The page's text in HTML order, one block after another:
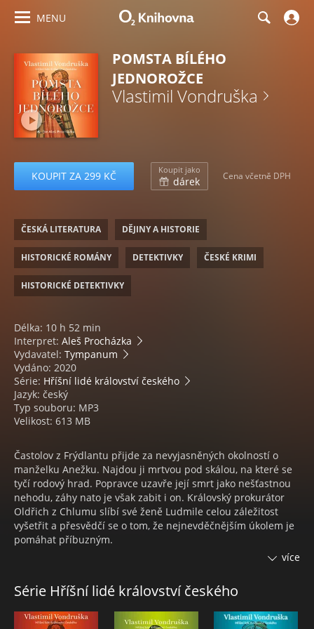
MENU
POMSTA BÍLÉHO
JEDNOROŽCE
Vlastimil Vondruška
KOUPIT ZA 299 KČ Koupit jako
dárek Cena včetně DPH
ČESKÁ LITERATURA DĚJINY A HISTORIE
HISTORICKÉ ROMÁNY DETEKTIVKY ČESKÉ KRIMI
HISTORICKÉ DETEKTIVKY
Délka: 10 h 52 min
Interpret: Aleš Procházka
Vydavatel: Tympanum
Vydáno: 2020
Série: Hříšní lidé království českého
Jazyk: český
Typ souboru: MP3
Velikost: 613 MB
Častolov z Frýdlantu přijde za nevyjasněných okolností o
manželku Anežku. Najdou ji mrtvou pod skálou, na které se
tyčí rodový hrad. Popravce uzavře její smrt jako nešťastnou
nehodu, záhy nato je však zabit i on. Královský prokurátor
Oldřich z Chlumu slíbí své ženě Ludmile celou záležitost
vyšetřit a přesvědčí se o tom, že nejnevděčnějším úkolem je
pomáhat příbuzným.
soutěska, zvaná Peklo. Protože však nikdo z podezřelých
vraždy spáchat nemohl a ďáblovy stopy se zdají být
nepopiratelné, dostává se ke slovu inkvizice.
více
Série Hříšní lidé království českého